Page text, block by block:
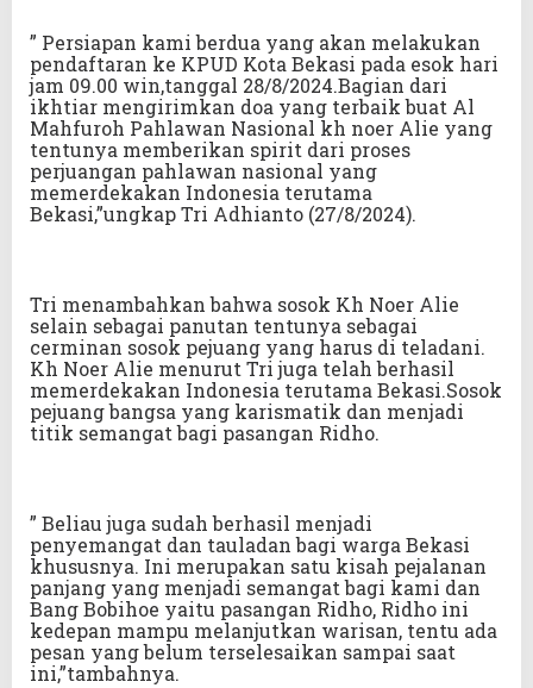
” Persiapan kami berdua yang akan melakukan
pendaftaran ke KPUD Kota Bekasi pada esok hari
jam 09.00 win,tanggal 28/8/2024.Bagian dari
ikhtiar mengirimkan doa yang terbaik buat Al
Mahfuroh Pahlawan Nasional kh noer Alie yang
tentunya memberikan spirit dari proses
perjuangan pahlawan nasional yang
memerdekakan Indonesia terutama
Bekasi,”ungkap Tri Adhianto (27/8/2024).
Tri menambahkan bahwa sosok Kh Noer Alie
selain sebagai panutan tentunya sebagai
cerminan sosok pejuang yang harus di teladani.
Kh Noer Alie menurut Tri juga telah berhasil
memerdekakan Indonesia terutama Bekasi.Sosok
pejuang bangsa yang karismatik dan menjadi
titik semangat bagi pasangan Ridho.
” Beliau juga sudah berhasil menjadi
penyemangat dan tauladan bagi warga Bekasi
khususnya. Ini merupakan satu kisah pejalanan
panjang yang menjadi semangat bagi kami dan
Bang Bobihoe yaitu pasangan Ridho, Ridho ini
kedepan mampu melanjutkan warisan, tentu ada
pesan yang belum terselesaikan sampai saat
ini,”tambahnya.